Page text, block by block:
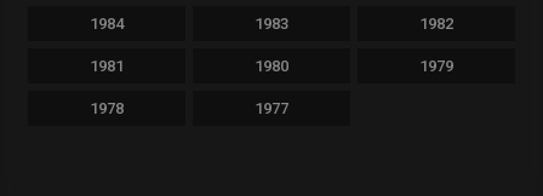
1984 1983 1982
1981 1980 1979
1978 1977